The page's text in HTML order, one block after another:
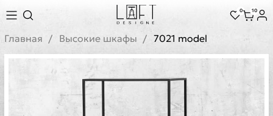
0 10
Главная Высокие шкафы 7021 model